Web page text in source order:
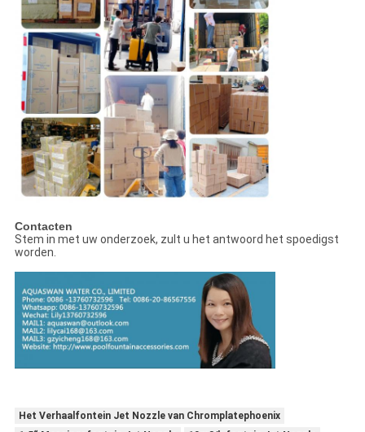
Contacten
Stem in met uw onderzoek, zult u het antwoord het spoedigst
worden.
Het Verhaalfontein Jet Nozzle van Chromplatephoenix